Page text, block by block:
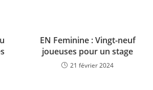
EN Feminine : Vingt-neuf
joueuses pour un stage
21 février 2024